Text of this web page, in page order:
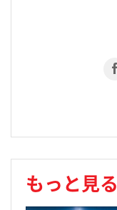
もっと見る